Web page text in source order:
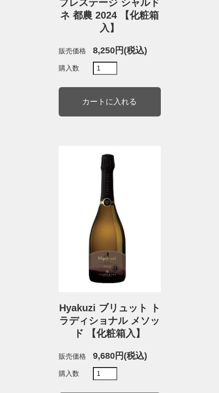
プレステージ シャルド
ネ 都農 2024 【化粧箱
入】
販売価格 8,250円(税込)
購入数
Hyakuzi ブリュット ト
ラディショナル メソッ
ド 【化粧箱入】
販売価格 9,680円(税込)
購入数